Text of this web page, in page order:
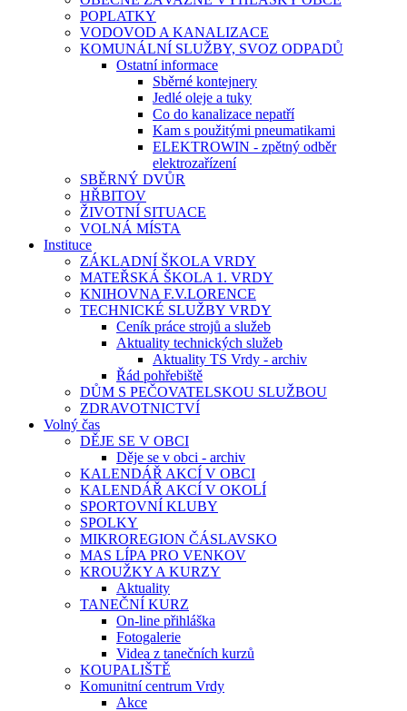
POPLATKY
VODOVOD A KANALIZACE
KOMUNÁLNÍ SLUŽBY, SVOZ ODPADŮ
Ostatní informace
Sběrné kontejnery
Jedlé oleje a tuky
Co do kanalizace nepatří
Kam s použitými pneumatikami
ELEKTROWIN - zpětný odběr
elektrozařízení
SBĚRNÝ DVŮR
HŘBITOV
ŽIVOTNÍ SITUACE
VOLNÁ MÍSTA
Instituce
ZÁKLADNÍ ŠKOLA VRDY
MATEŘSKÁ ŠKOLA 1. VRDY
KNIHOVNA F.V.LORENCE
TECHNICKÉ SLUŽBY VRDY
Ceník práce strojů a služeb
Aktuality technických služeb
Aktuality TS Vrdy - archiv
Řád pohřebiště
DŮM S PEČOVATELSKOU SLUŽBOU
ZDRAVOTNICTVÍ
Volný čas
DĚJE SE V OBCI
Děje se v obci - archiv
KALENDÁŘ AKCÍ V OBCI
KALENDÁŘ AKCÍ V OKOLÍ
SPORTOVNÍ KLUBY
SPOLKY
MIKROREGION ČÁSLAVSKO
MAS LÍPA PRO VENKOV
KROUŽKY A KURZY
Aktuality
TANEČNÍ KURZ
On-line přihláška
Fotogalerie
Videa z tanečních kurzů
KOUPALIŠTĚ
Komunitní centrum Vrdy
Akce